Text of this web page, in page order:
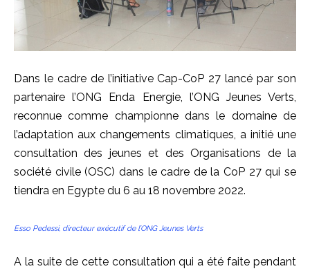
Dans le cadre de l’initiative Cap-CoP 27 lancé par son
partenaire l’ONG Enda Energie, l’ONG Jeunes Verts,
reconnue comme championne dans le domaine de
l’adaptation aux changements climatiques, a initié une
consultation des jeunes et des Organisations de la
société civile (OSC) dans le cadre de la CoP 27 qui se
tiendra en Egypte du 6 au 18 novembre 2022.
Esso Pedessi, directeur exécutif de l’ONG Jeunes Verts
A la suite de cette consultation qui a été faite pendant